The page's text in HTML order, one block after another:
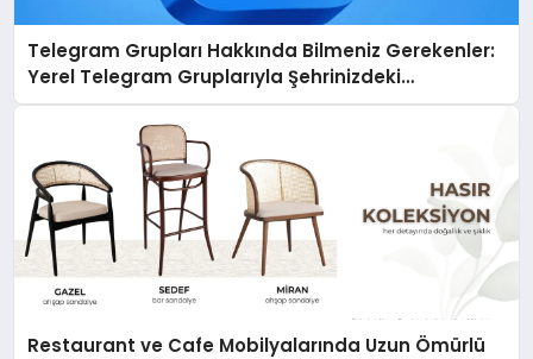
Telegram Grupları Hakkında Bilmeniz Gerekenler:
Yerel Telegram Gruplarıyla Şehrinizdeki
Topluluklara Ulaşın
Restaurant ve Cafe Mobilyalarında Uzun Ömürlü